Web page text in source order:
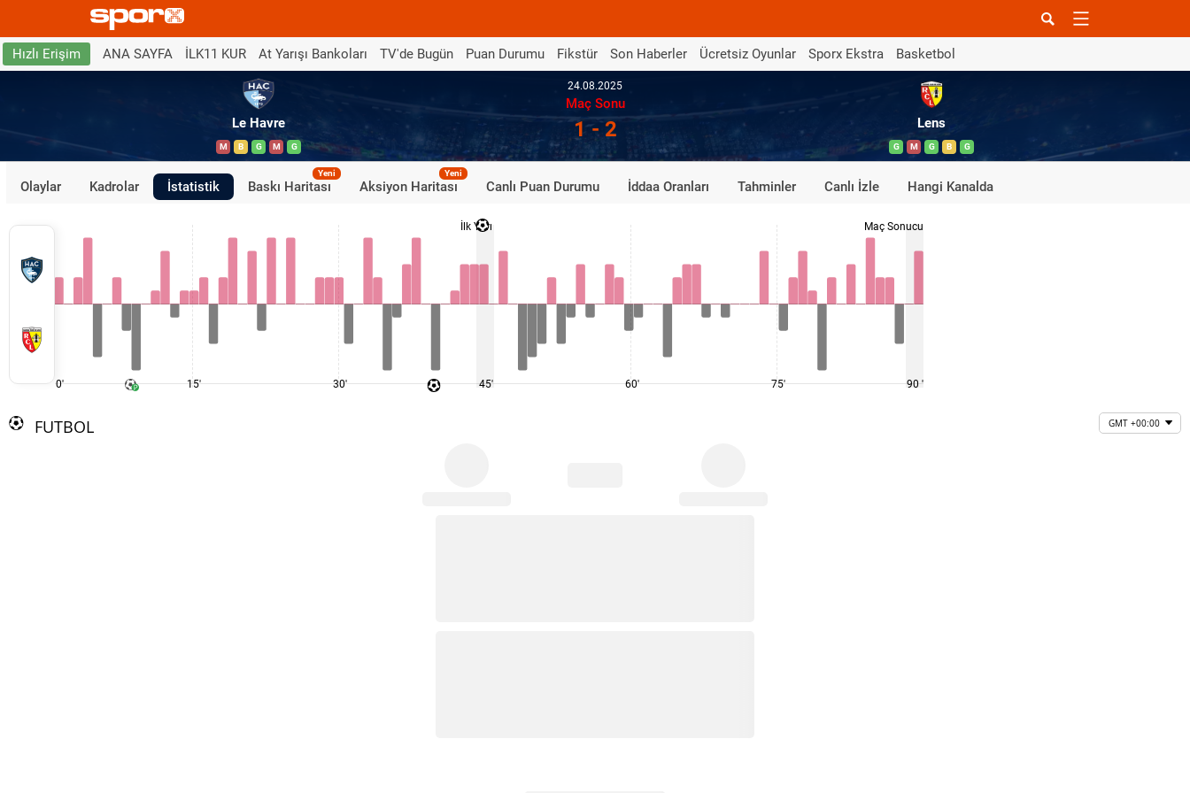
Hızlı Erişim ANA SAYFA İLK11 KUR At Yarışı Bankoları TV'de Bugün Puan Durumu Fikstür Son Haberler Ücretsiz Oyunlar Sporx Ekstra Basketbol
Le Havre
M B G M G
24.08.2025
Maç Sonu
1 - 2 Lens
G M G B G
Olaylar Kadrolar İstatistik Baskı Haritası
Yeni
Aksiyon Haritası
Yeni
Canlı Puan Durumu İddaa Oranları Tahminler Canlı İzle Hangi Kanalda
0' 15' 30'
İlk Yarı
45' 60' 75'
Maç Sonucu
90 '
FUTBOL GMT +00:00